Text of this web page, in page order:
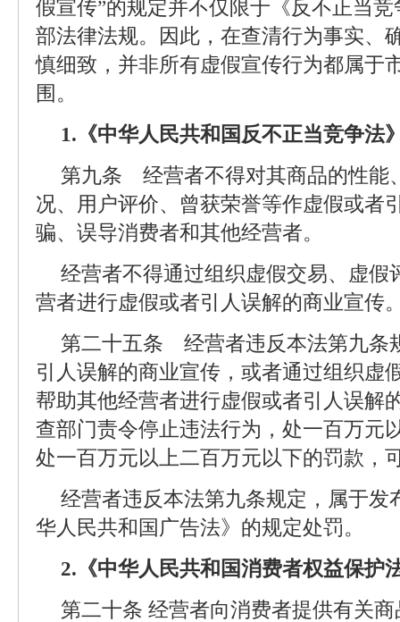
假宣传”的规定并不仅限于《反不正当
部法律法规。因此，在查清行为事实、
慎细致，并非所有虚假宣传行为都属于
围。
1.《中华人民共和国反不正当竞争法
第九条 经营者不得对其商品的性能
况、用户评价、曾获荣誉等作虚假或者
骗、误导消费者和其他经营者。
经营者不得通过组织虚假交易、虚假
营者进行虚假或者引人误解的商业宣传
第二十五条 经营者违反本法第九条
引人误解的商业宣传，或者通过组织虚
帮助其他经营者进行虚假或者引人误解
查部门责令停止违法行为，处一百万元
处一百万元以上二百万元以下的罚款，
经营者违反本法第九条规定，属于发
华人民共和国广告法》的规定处罚。
‌2.《中华人民共和国消费者权益保护
第二十条 经营者向消费者提供有关